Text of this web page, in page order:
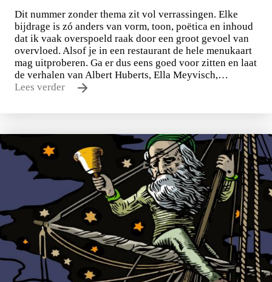
Dit nummer zonder thema zit vol verrassingen. Elke
bijdrage is zó anders van vorm, toon, poëtica en inhoud
dat ik vaak overspoeld raak door een groot gevoel van
overvloed. Alsof je in een restaurant de hele menukaart
mag uitproberen. Ga er dus eens goed voor zitten en laat
de verhalen van Albert Huberts, Ella Meyvisch,…
Lees verder